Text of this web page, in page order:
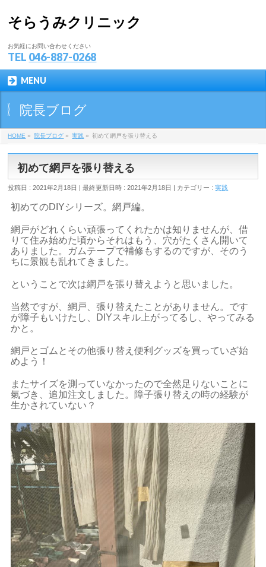
そらうみクリニック
お気軽にお問い合わせください
TEL 046-887-0268
MENU
院長ブログ
HOME » 院長ブログ » 実践 » 初めて網戸を張り替える
初めて網戸を張り替える
投稿日 : 2021年2月18日 最終更新日時 : 2021年2月18日 カテゴリー :実践
初めてのDIYシリーズ。網戸編。
網戸がどれくらい頑張ってくれたかは知りませんが、借
りて住み始めた頃からそれはもう、穴がたくさん開いて
ありました。ガムテープで補修もするのですが、そのう
ちに景観も乱れてきました。
ということで次は網戸を張り替えようと思いました。
当然ですが、網戸、張り替えたことがありません。です
が障子もいけたし、DIYスキル上がってるし、やってみる
かと。
網戸とゴムとその他張り替え便利グッズを買っていざ始
めよう！
またサイズを測っていなかったので全然足りないことに
氣づき、追加注文しました。障子張り替えの時の経験が
生かされていない？